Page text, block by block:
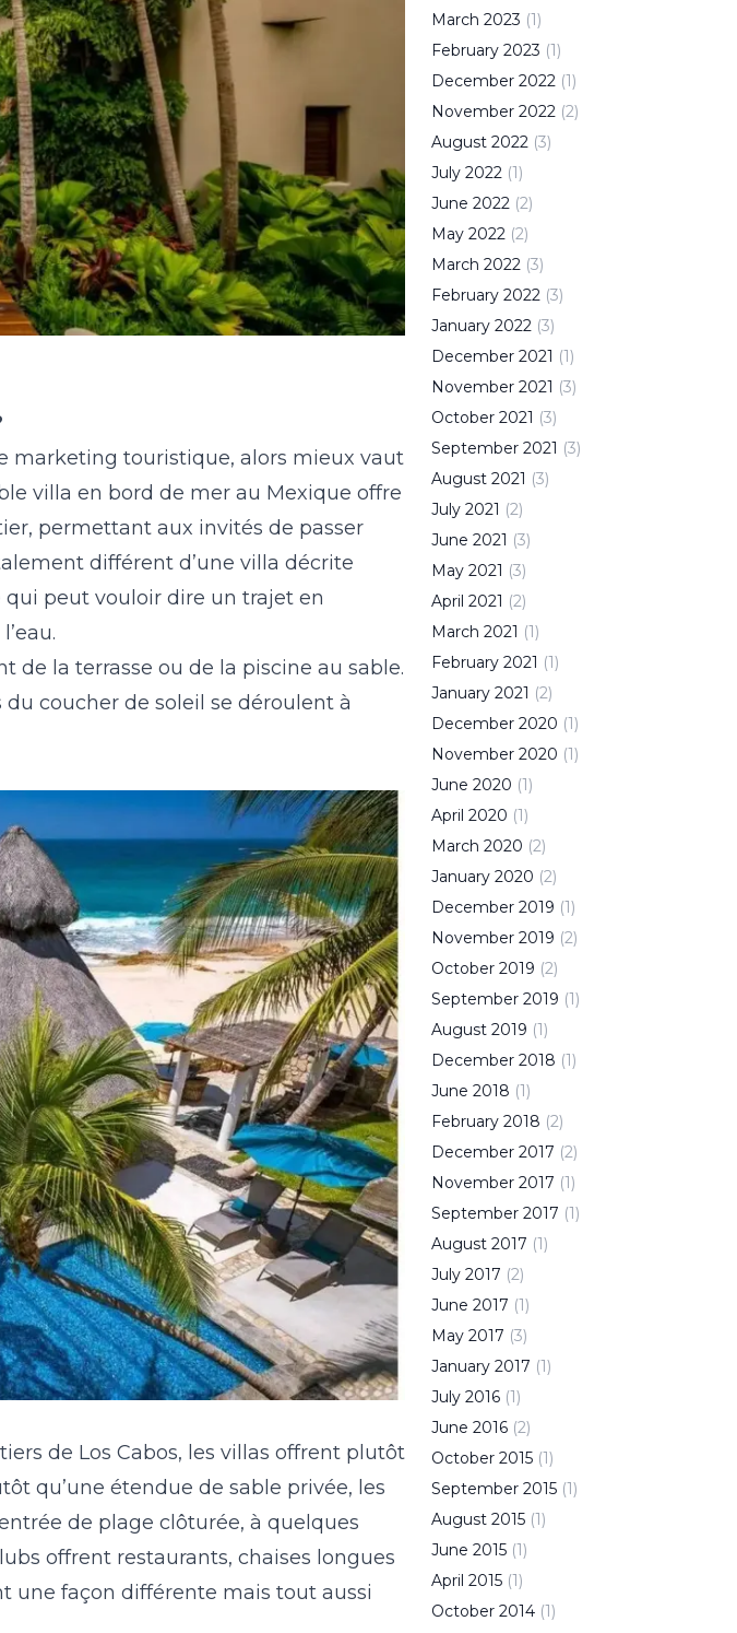
marketing touristique, alors mieux vaut
villa en bord de mer au Mexique offre
permettant aux invités de passer
différent d’une villa décrite
qui peut vouloir dire un trajet en
la terrasse ou de la piscine au sable.
coucher de soleil se déroulent à
de Los Cabos, les villas offrent plutôt
qu’une étendue de sable privée, les
de plage clôturée, à quelques
offrent restaurants, chaises longues
une façon différente mais tout aussi
March 2023 (1)
February 2023 (1)
December 2022 (1)
November 2022 (2)
August 2022 (3)
July 2022 (1)
June 2022 (2)
May 2022 (2)
March 2022 (3)
February 2022 (3)
January 2022 (3)
December 2021 (1)
November 2021 (3)
October 2021 (3)
September 2021 (3)
August 2021 (3)
July 2021 (2)
June 2021 (3)
May 2021 (3)
April 2021 (2)
March 2021 (1)
February 2021 (1)
January 2021 (2)
December 2020 (1)
November 2020 (1)
June 2020 (1)
April 2020 (1)
March 2020 (2)
January 2020 (2)
December 2019 (1)
November 2019 (2)
October 2019 (2)
September 2019 (1)
August 2019 (1)
December 2018 (1)
June 2018 (1)
February 2018 (2)
December 2017 (2)
November 2017 (1)
September 2017 (1)
August 2017 (1)
July 2017 (2)
June 2017 (1)
May 2017 (3)
January 2017 (1)
July 2016 (1)
June 2016 (2)
October 2015 (1)
September 2015 (1)
August 2015 (1)
June 2015 (1)
April 2015 (1)
October 2014 (1)